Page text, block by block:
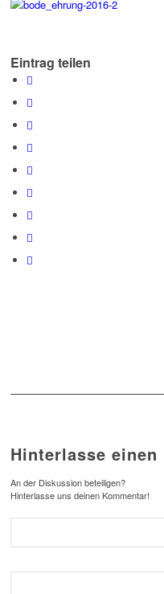
Eintrag teilen
Hinterlasse einen
An der Diskussion beteiligen?
Hinterlasse uns deinen Kommentar!